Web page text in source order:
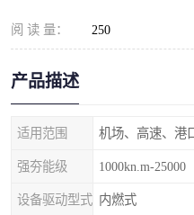
阅 读 量： 250
产品描述
适用范围 机场、高速、港
强夯能级 1000kn.m-25000
设备驱动型式 内燃式